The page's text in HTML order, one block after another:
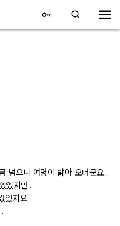
넘으니 여명이 밝아 오더군요...
었지만...
었지요.
ㅡ